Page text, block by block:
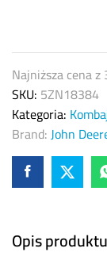
5ZN18384
quantity
Najniższa cena z
SKU: 5ZN18384
Kategoria:
Brand:John
Opis produktu